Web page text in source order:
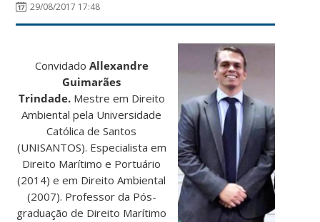
29/08/2017 17:48
Convidado Allexandre
Guimarães
Trindade. Mestre em Direito
Ambiental pela Universidade
Católica de Santos
(UNISANTOS). Especialista em
Direito Marítimo e Portuário
(2014) e em Direito Ambiental
(2007). Professor da Pós-
graduação de Direito Marítimo